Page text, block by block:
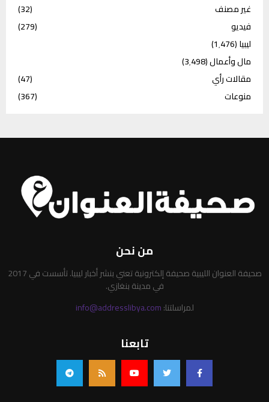
غير مصنف
(32)
فيديو
(279)
ليبيا(1٬476)
مال وأعمال(3٬498)
مقالات رأي
(47)
منوعات
(367)
من نحن
صحيفة العنوان الليبية صحيفة إلكترونية تعني بنشر أخبار ليبيا. تأسست في 2017
في مدينة بنغازي.
لمراسلتنا:info@addresslibya.com
تابعنا